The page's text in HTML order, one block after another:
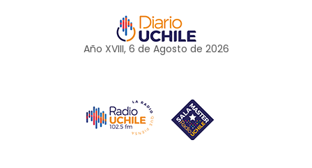
Año XVIII, 6 de Agosto de 2026